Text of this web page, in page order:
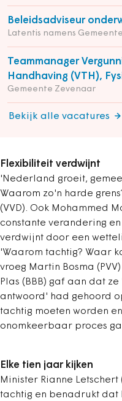
Beleidsadviseur
Latentis namens
Teammanager
Handhaving (VTH),
Gemeente Zevenaar
Bekijk alle vacatures
Flexibiliteit verdwijnt
'Nederland groeit,
Waarom zo'n harde
(VVD). Ook Mohammed
constante verandering
verdwijnt door een
'Waarom tachtig? Waar
vroeg Martin Bosma
Plas (BBB) gaf aan dat
antwoord' had gehoord
tachtig moeten worden
onomkeerbaar proces
Elke tien jaar kijken
Minister Rianne Letschert
tachtig en benadrukt dat